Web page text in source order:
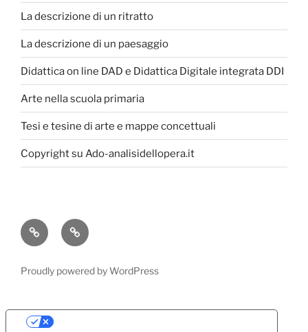
La descrizione di un ritratto
La descrizione di un paesaggio
Didattica on line DAD e Didattica Digitale integrata DDI
Arte nella scuola primaria
Tesi e tesine di arte e mappe concettuali
Copyright su Ado-analisidellopera.it
Privacy
Policy
Cookie
Poicy
Proudly powered by WordPress
Le tue preferenze relative alla privacy